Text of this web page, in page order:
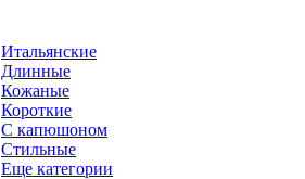
Итальянские
Длинные
Кожаные
Короткие
С капюшоном
Стильные
Еще категории